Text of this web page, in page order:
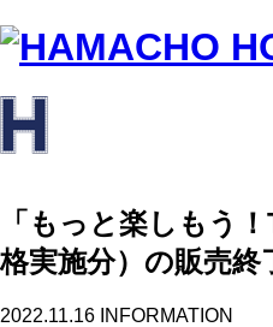
「もっと楽しもう
格実施分）の販売終
2022.11.16 INFORMATION